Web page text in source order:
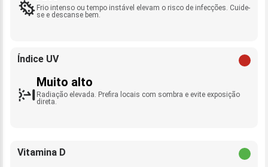
Frio intenso ou tempo instável elevam o risco de infecções. Cuide-
se e descanse bem.
Índice UV
Muito alto
Radiação elevada. Prefira locais com sombra e evite exposição
direta.
Vitamina D